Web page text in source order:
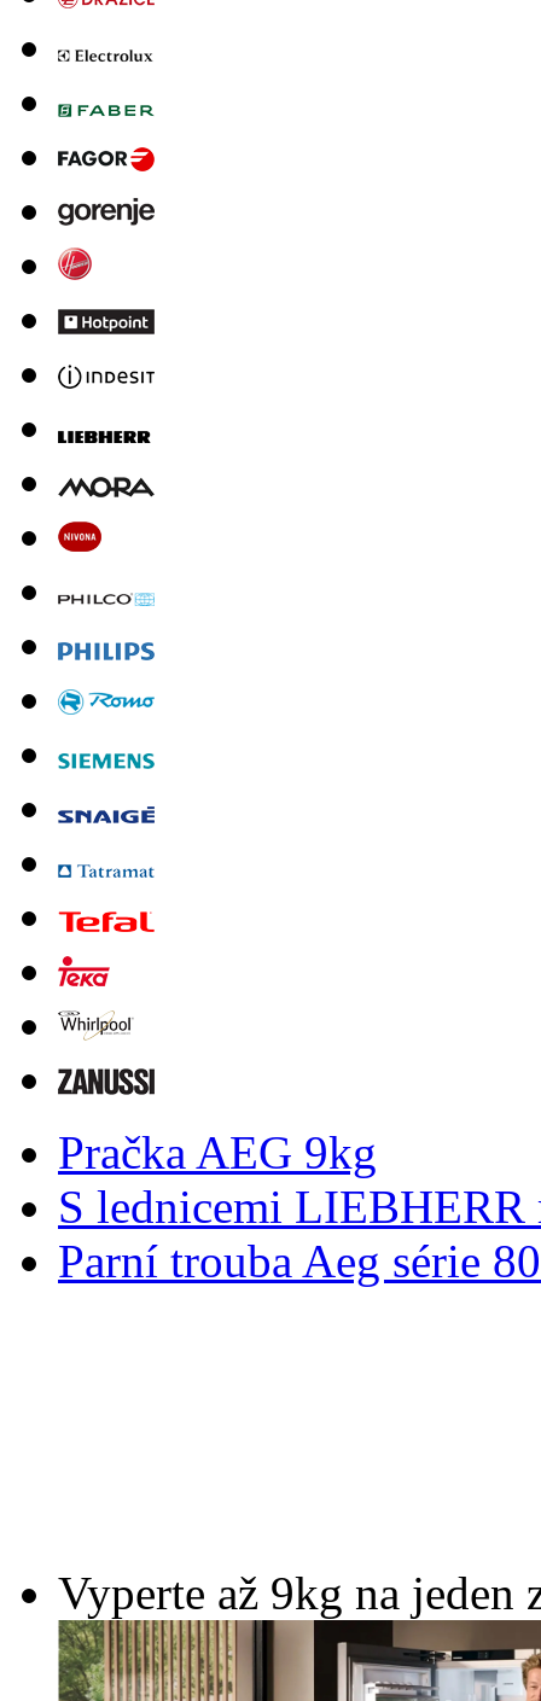
Pračka AEG 9kg
S lednicemi
Parní trouba Aeg série
Vyperte až 9kg na jeden